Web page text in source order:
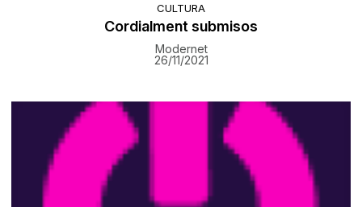
CULTURA
Cordialment submisos
Modernet
26/11/2021